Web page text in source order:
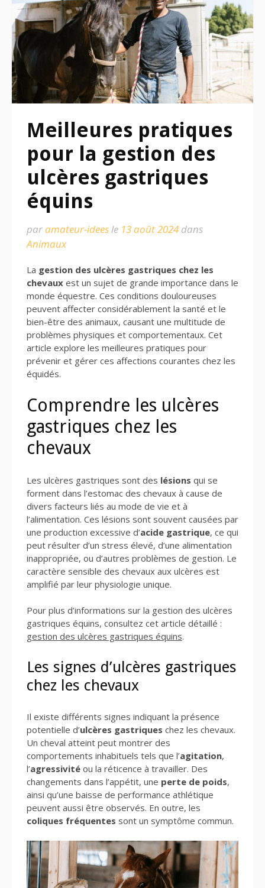
Meilleures pratiques
pour la gestion des
ulcères gastriques
équins
paramateur-ideesle 13 août 2024 dans
Animaux
La gestion des ulcères gastriques chez les
chevaux est un sujet de grande importance dans le
monde équestre. Ces conditions douloureuses
peuvent affecter considérablement la santé et le
bien-être des animaux, causant une multitude de
problèmes physiques et comportementaux. Cet
article explore les meilleures pratiques pour
prévenir et gérer ces affections courantes chez les
équidés.
Comprendre les ulcères
gastriques chez les
chevaux
Les ulcères gastriques sont des lésions qui se
forment dans l’estomac des chevaux à cause de
divers facteurs liés au mode de vie et à
l’alimentation. Ces lésions sont souvent causées par
une production excessive d’acide gastrique, ce qui
peut résulter d’un stress élevé, d’une alimentation
inappropriée, ou d’autres problèmes de gestion. Le
caractère sensible des chevaux aux ulcères est
amplifié par leur physiologie unique.
Pour plus d’informations sur la gestion des ulcères
gastriques équins, consultez cet article détaillé :
gestion des ulcères gastriques équins.
Les signes d’ulcères gastriques
chez les chevaux
Il existe différents signes indiquant la présence
potentielle d’ulcères gastriques chez les chevaux.
Un cheval atteint peut montrer des
comportements inhabituels tels que l’agitation,
l’agressivité ou la réticence à travailler. Des
changements dans l’appétit, une perte de poids,
ainsi qu’une baisse de performance athlétique
peuvent aussi être observés. En outre, les
coliques fréquentes sont un symptôme commun.